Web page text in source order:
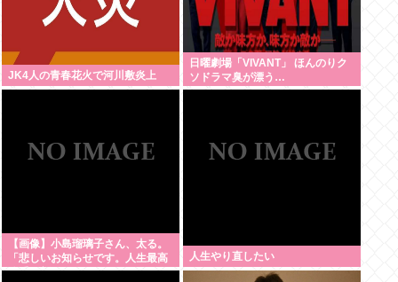
JK4人の青春花火で河川敷炎上
日曜劇場「VIVANT」 ほんのりク
ソドラマ臭が漂う…
【画像】小島瑠璃子さん、太る。
「悲しいお知らせです。人生最高
体重更新しました！デニムがきつ
人生やり直したい